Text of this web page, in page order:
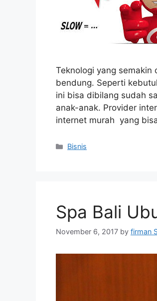
Teknologi yang
bendung. Seperti
ini bisa dibilang sudah
anak-anak. Provider
internet murah yang
Categories
Bisnis
Spa Bali
November 6, 2017 by firman